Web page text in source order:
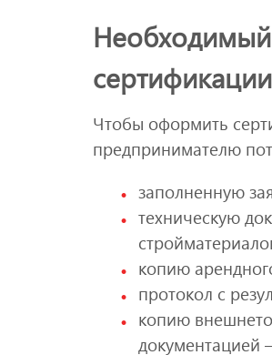
Чтобы оформить
предпринимателю
заполненную
техническую
копию
протокол с
копию
документацией